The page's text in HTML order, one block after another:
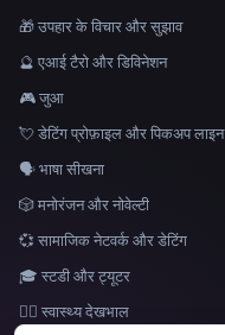
भाषा
🎁 उपहार के विचार और सुझाव
🔮 एआई टैरो और डिविनेशन
🎮 जुआ
💘 डेटिंग प्रोफ़ाइल और पिकअप लाइन
🗣️ भाषा सीखना
🎲 मनोरंजन और नोवेल्टी
💞 सामाजिक नेटवर्क और डेटिंग
🎓 स्टडी और ट्यूटर
👩‍⚕️ स्वास्थ्य देखभाल